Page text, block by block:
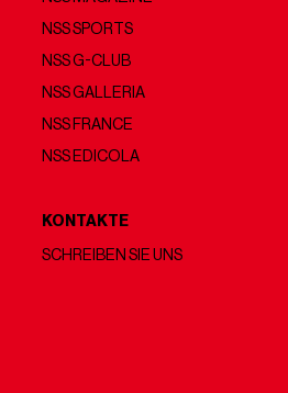
NSS SPORTS
NSS G-CLUB
NSS GALLERIA
NSS FRANCE
NSS EDICOLA
KONTAKTE
SCHREIBEN SIE UNS